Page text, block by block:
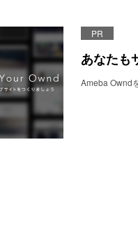
PR
あなたも
Ameba Ownd